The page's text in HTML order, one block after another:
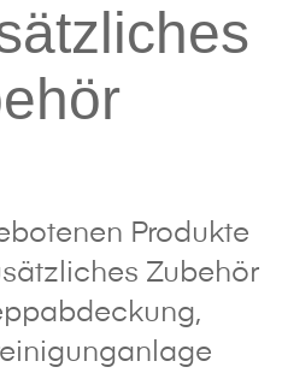
Produkte
Zubehör